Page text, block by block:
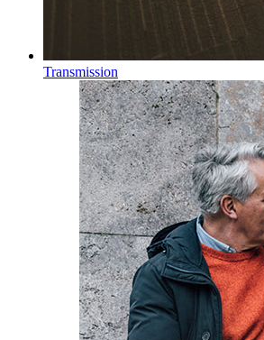
Transmission